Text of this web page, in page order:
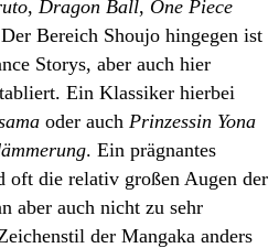
, Dragon Ball, One Piece
Bereich Shoujo hingegen ist
Storys, aber auch hier
Ein Klassiker hierbei
oder auch Prinzessin Yona
. Ein prägnantes
oft die relativ großen Augen der
aber auch nicht zu sehr
der Mangaka anders